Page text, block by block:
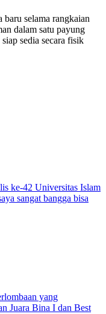
selama rangkaian
dalam satu payung
sedia secara fisik
ke-42 Universitas Islam
sangat bangga bisa
yang
Juara Bina I dan Best